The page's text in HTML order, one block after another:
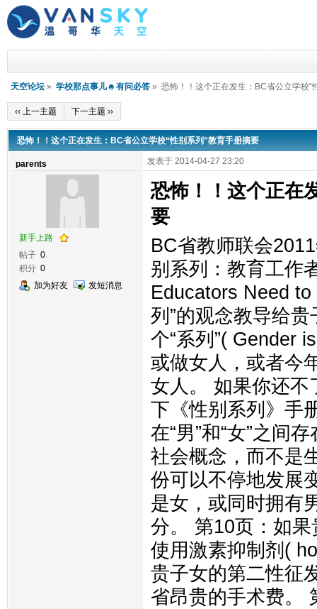
天空论坛 » 学校那点事儿☻有问必答 » 恐怖！！这个正在发生：BC省公立学校“
‹‹ 上一主题 下一主题 ››
恐怖！！这个正在发生：BC省公立学校“性别系列”教育手册摘要
parents
新手上路
帖子 0
积分 0
加为好友
发短消息
发表于 2014-04-27 23:20
恐怖！！这个正在
要
BC省教师联会
别系列：教育工作
Educators Need
列”的观念教导给
个“系列”( Gender
或做女人，或者今
女人。 如果你还不
下《性别系列》手
在“男”和“女”之间
社会概念，而不是
份可以不停地发展
是女，或同时拥有
分。 第10页：如
使用激素抑制剂(
贵子女的第二性征
省昂贵的手术费。